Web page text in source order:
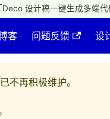
设计稿一键生成多端
客 问题反馈 设
不再积极维护。